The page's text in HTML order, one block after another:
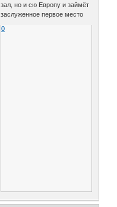
зал, но и сю Европу и займёт
заслуженное первое место
0